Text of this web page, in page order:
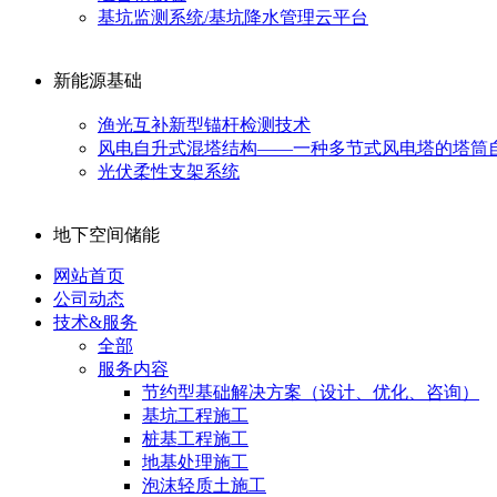
基坑监测系统/基坑降水管理云平台
新能源基础
渔光互补新型锚杆检测技术
风电自升式混塔结构——一种多节式风电塔的塔筒
光伏柔性支架系统
地下空间储能
网站首页
公司动态
技术&服务
全部
服务内容
节约型基础解决方案（设计、优化、咨询）
基坑工程施工
桩基工程施工
地基处理施工
泡沫轻质土施工